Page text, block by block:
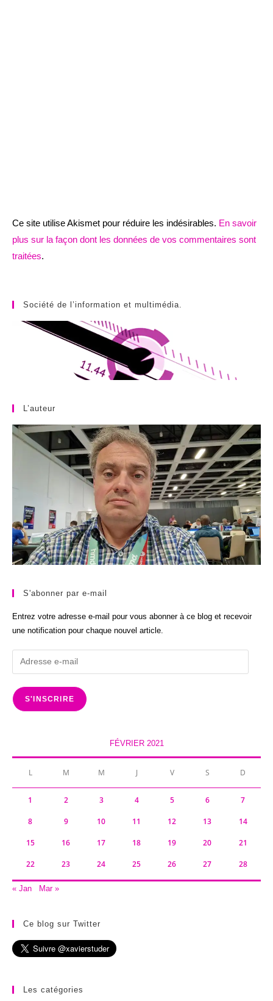
Ce site utilise Akismet pour réduire les indésirables. En savoir
plus sur la façon dont les données de vos commentaires sont
traitées.
Société de l’information et multimédia.
L’auteur
S'abonner par e-mail
Entrez votre adresse e-mail pour vous abonner à ce blog et recevoir
une notification pour chaque nouvel article.
Adresse
e-
mail
S'INSCRIRE
FÉVRIER 2021
L M M J V S D
1 2 3 4 5 6 7
8 9 10 11 12 13 14
15 16 17 18 19 20 21
22 23 24 25 26 27 28
« Jan Mar »
Ce blog sur Twitter
Les catégories